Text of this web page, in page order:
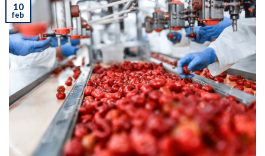
10
feb